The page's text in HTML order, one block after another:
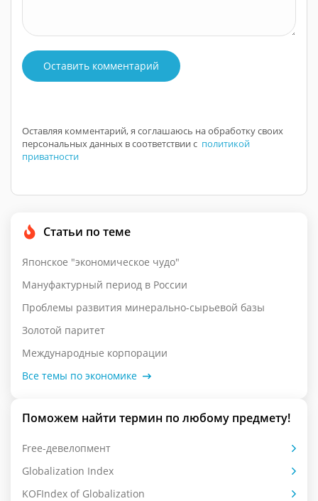
Оставить комментарий
Оставляя комментарий, я соглашаюсь на обработку своих
персональных данных в соответствии с политикой
приватности
Статьи по теме
Японское "экономическое чудо"
Мануфактурный период в России
Проблемы развития минерально-сырьевой базы
Золотой паритет
Международные корпорации
Все темы по экономике
Поможем найти термин по любому предмету!
Free-девелопмент
Globalization Index
KOFIndex of Globalization